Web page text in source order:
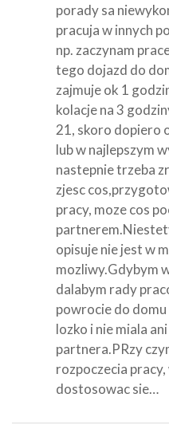
porady sa
pracuja w innych
np. zaczynam
tego dojazd do
zajmuje ok 1
kolacje na 3
21, skoro dopiero
lub w najlepszym
nastepnie trzeba
zjesc
pracy, moze cos
opisuje nie jest w
mozliwy.Gdybym
dalabym rady
powrocie do
lozko i nie miala
partnera.PRzy
rozpoczecia
dostosowac sie…